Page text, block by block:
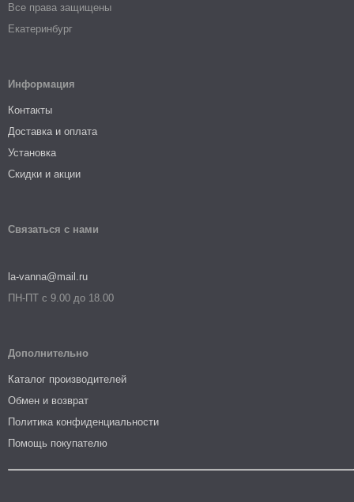
Все права защищены
Екатеринбург
Информация
Контакты
Доставка и оплата
Установка
Скидки и акции
Связаться с нами
la-vanna@mail.ru
ПН-ПТ с 9.00 до 18.00
Дополнительно
Каталог производителей
Обмен и возврат
Политика конфиденциальности
Помощь покупателю